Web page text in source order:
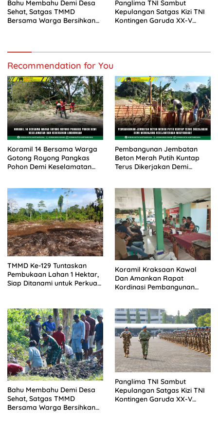
Bahu Membahu Demi Desa
Sehat, Satgas TMMD
Bersama Warga Bersihkan
Panglima TNI Sambut
Kepulangan Satgas Kizi TNI
Kontingen Garuda XX-V
Recommendation for You
Koramil 14 Bersama Warga
Gotong Royong Pangkas
Pohon Demi Keselamatan
Pembangunan Jembatan
Beton Merah Putih Kuntap
Terus Dikerjakan Demi
TMMD Ke-129 Tuntaskan
Pembukaan Lahan 1 Hektar,
Siap Ditanami untuk Perkuat
Koramil Kraksaan Kawal
Dan Amankan Rapat
Kordinasi Pembangunan
Bahu Membahu Demi Desa
Sehat, Satgas TMMD
Bersama Warga Bersihkan
Panglima TNI Sambut
Kepulangan Satgas Kizi TNI
Kontingen Garuda XX-V